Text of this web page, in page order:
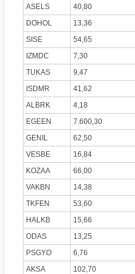
ASELS
40,80
DOHOL
13,36
SISE
54,65
IZMDC
7,30
TUKAS
9,47
ISDMR
41,62
ALBRK
4,18
EGEEN
7.600,30
GENIL
62,50
VESBE
16,84
KOZAA
66,00
VAKBN
14,38
TKFEN
53,60
HALKB
15,66
ODAS
13,25
PSGYO
6,76
AKSA
102,70